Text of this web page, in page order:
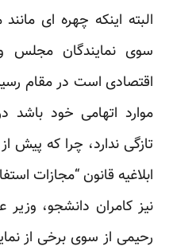
البته اینکه چهره ای
سوی نمایندگان مجلس
اقتصادی است در مقام
موارد اتهامی خود
تازگی ندارد، چرا که
ابلاغیه قانون “مجازات
نیز کامران دانشجو،
رحیمی از سوی برخی از